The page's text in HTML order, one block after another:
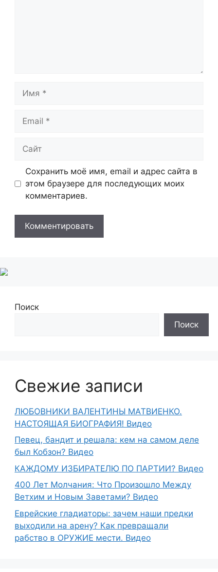
Имя
Email
Сайт
Сохранить моё имя, email и адрес сайта в
этом браузере для последующих моих
комментариев.
Поиск
Поиск
Свежие записи
ЛЮБОВНИКИ ВАЛЕНТИНЫ МАТВИЕНКО.
НАСТОЯЩАЯ БИОГРАФИЯ! Видео
Певец, бандит и решала: кем на самом деле
был Кобзон? Видео
КАЖДОМУ ИЗБИРАТЕЛЮ ПО ПАРТИИ? Видео
400 Лет Молчания: Что Произошло Между
Ветхим и Новым Заветами? Видео
Еврейские гладиаторы: зачем наши предки
выходили на арену? Как превращали
рабство в ОРУЖИЕ мести. Видео